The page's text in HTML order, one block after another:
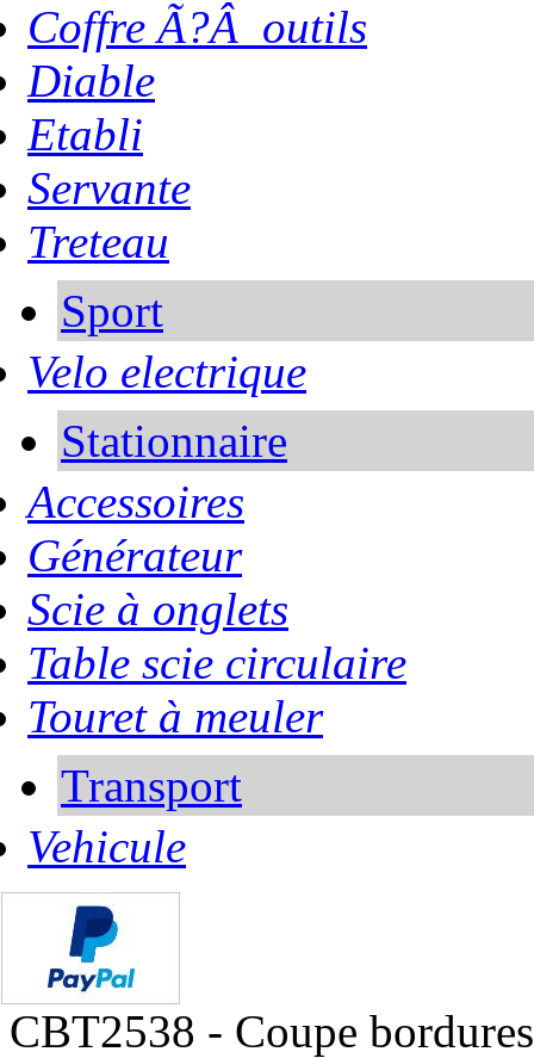
Coffre Ã?Â outils
Diable
Etabli
Servante
Treteau
Sport
Velo electrique
Stationnaire
Accessoires
Générateur
Scie à onglets
Table scie circulaire
Touret à meuler
Transport
Vehicule
CBT2538 - Coupe